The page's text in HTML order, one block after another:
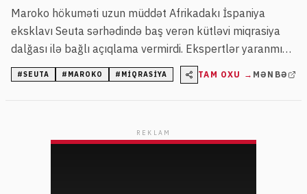
Maroko hökuməti uzun müddət Afrikadakı İspaniya
eksklavı Seuta sərhədində baş verən kütləvi miqrasiya
dalğası ilə bağlı açıqlama vermirdi. Ekspertlər yaranmış
vəziyyəti siyasi gərginliklər, miqrasiya siyasəti və sosial-
iqtisadi səbəblərin qarşılıqlı təsiri kimi qiymətləndirir.
#SEUTA # MAROKO # MIQRASIYA TAM OXU → MƏNBƏ
REKLAM